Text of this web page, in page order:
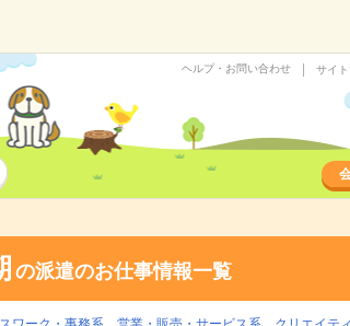
ヘルプ・お問い合わせ サイ
の派遣のお仕事情報一覧